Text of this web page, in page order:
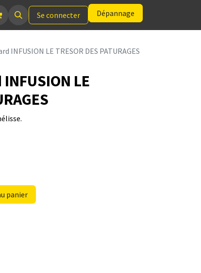
Se connecter Dépannage
INFUSION LE TRESOR DES PATURAGES
LE
panier